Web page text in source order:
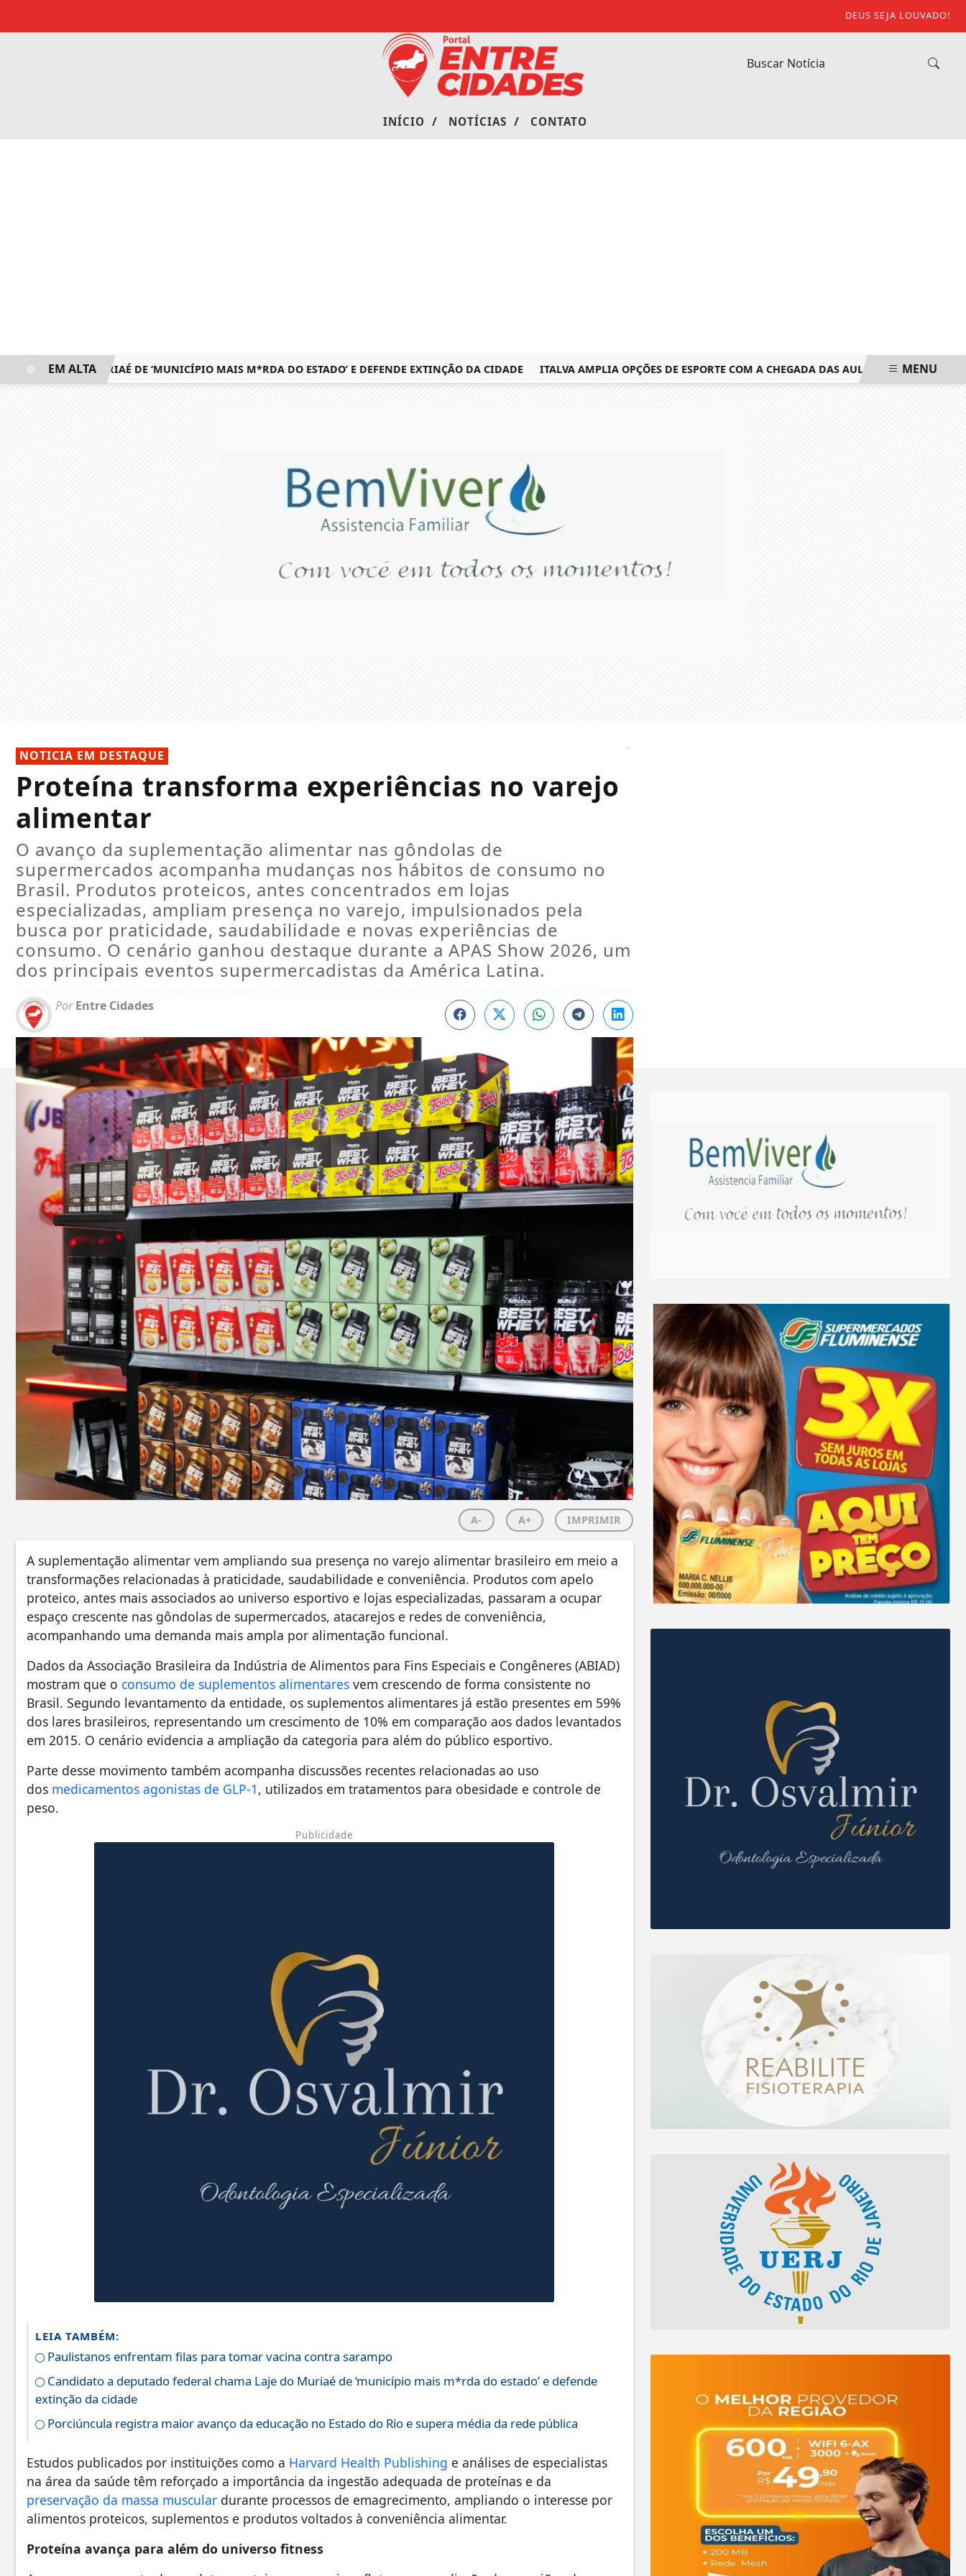
DEUS SEJA LOUVADO!
INÍCIO / NOTÍCIAS / CONTATO
LAJE DO MURIAÉ DE ‘MUNICÍPIO MAIS M*RDA DO ESTADO’ E DEFENDE EXTINÇÃO DA CIDADE ITALVA AMPLIA OPÇÕES DE ESPORTE COM A CHEGADA DAS AULAS GRATUITAS DE
EM ALTA MENU
NOTICIA EM DESTAQUE
Proteína transforma experiências no varejo
alimentar
O avanço da suplementação alimentar nas gôndolas de
supermercados acompanha mudanças nos hábitos de consumo no
Brasil. Produtos proteicos, antes concentrados em lojas
especializadas, ampliam presença no varejo, impulsionados pela
busca por praticidade, saudabilidade e novas experiências de
consumo. O cenário ganhou destaque durante a APAS Show 2026, um
dos principais eventos supermercadistas da América Latina.
PorEntre Cidades
A- A+ IMPRIMIR
A suplementação alimentar vem ampliando sua presença no varejo alimentar brasileiro em meio a
transformações relacionadas à praticidade, saudabilidade e conveniência. Produtos com apelo
proteico, antes mais associados ao universo esportivo e lojas especializadas, passaram a ocupar
espaço crescente nas gôndolas de supermercados, atacarejos e redes de conveniência,
acompanhando uma demanda mais ampla por alimentação funcional.
Dados da Associação Brasileira da Indústria de Alimentos para Fins Especiais e Congêneres (ABIAD)
mostram que o consumo de suplementos alimentares vem crescendo de forma consistente no
Brasil. Segundo levantamento da entidade, os suplementos alimentares já estão presentes em 59%
dos lares brasileiros, representando um crescimento de 10% em comparação aos dados levantados
em 2015. O cenário evidencia a ampliação da categoria para além do público esportivo.
Parte desse movimento também acompanha discussões recentes relacionadas ao uso
dos medicamentos agonistas de GLP-1, utilizados em tratamentos para obesidade e controle de
peso.
Publicidade
LEIA TAMBÉM:
Paulistanos enfrentam filas para tomar vacina contra sarampo
Candidato a deputado federal chama Laje do Muriaé de ‘município mais m*rda do estado’ e defende
extinção da cidade
Porciúncula registra maior avanço da educação no Estado do Rio e supera média da rede pública
Estudos publicados por instituições como a Harvard Health Publishing e análises de especialistas
na área da saúde têm reforçado a importância da ingestão adequada de proteínas e da
preservação da massa muscular durante processos de emagrecimento, ampliando o interesse por
alimentos proteicos, suplementos e produtos voltados à conveniência alimentar.
Proteína avança para além do universo fitness